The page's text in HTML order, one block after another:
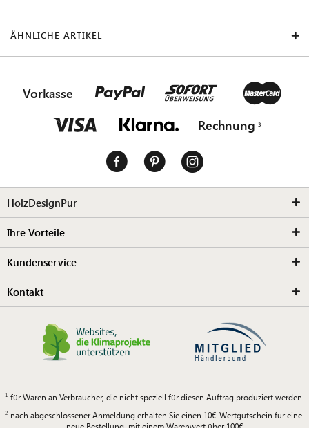
ÄHNLICHE ARTIKEL
Vorkasse
Rechnung
HolzDesignPur
Ihre Vorteile
Kundenservice
Kontakt
für Waren an Verbraucher, die nicht speziell für diesen Auftrag produziert werden
nach abgeschlossener Anmeldung erhalten Sie einen 10€-Wertgutschein für eine
neue Bestellung, mit einem Warenwert über 100€